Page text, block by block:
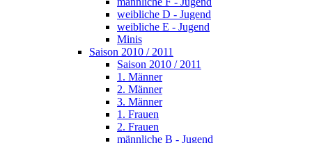
weibliche D - Jugend
weibliche E - Jugend
Minis
Saison 2010 / 2011
Saison 2010 / 2011
1. Männer
2. Männer
3. Männer
1. Frauen
2. Frauen
männliche B - Jugend